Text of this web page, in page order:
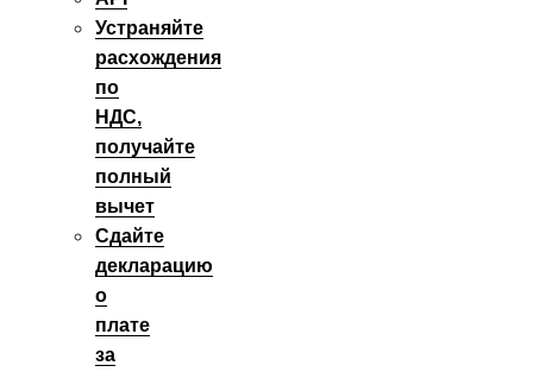
Устраняйте
расхождения
по
НДС,
получайте
полный
вычет
Сдайте
декларацию
о
плате
за